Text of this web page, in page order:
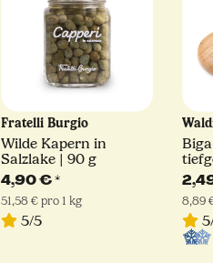
Fratelli Burgio
Wilde Kapern in
Salzlake | 90 g
4,90 €*
51,58 € pro 1 kg
5/5
8,89